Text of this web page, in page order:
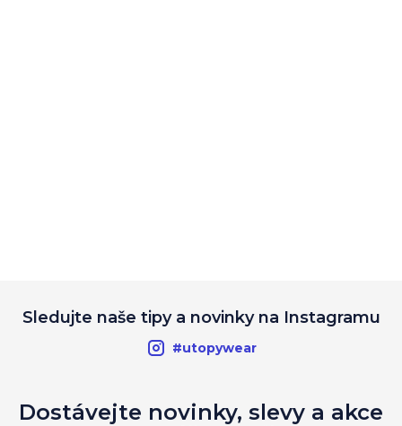
Sledujte naše tipy a novinky na Instagramu
#utopywear
Dostávejte novinky, slevy a akce